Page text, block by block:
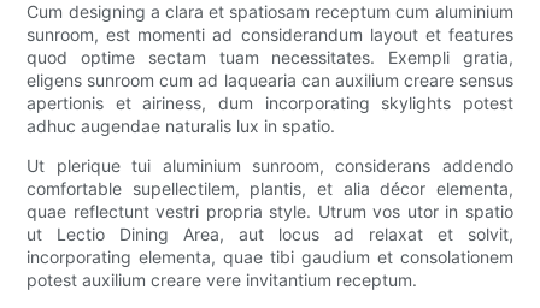
Cum designing a clara et spatiosam receptum cum aluminium
sunroom, est momenti ad considerandum layout et features
quod optime sectam tuam necessitates. Exempli gratia,
eligens sunroom cum ad laquearia can auxilium creare sensus
apertionis et airiness, dum incorporating skylights potest
adhuc augendae naturalis lux in spatio.
Ut plerique tui aluminium sunroom, considerans addendo
comfortable supellectilem, plantis, et alia décor elementa,
quae reflectunt vestri propria style. Utrum vos utor in spatio
ut Lectio Dining Area, aut locus ad relaxat et solvit,
incorporating elementa, quae tibi gaudium et consolationem
potest auxilium creare vere invitantium receptum.